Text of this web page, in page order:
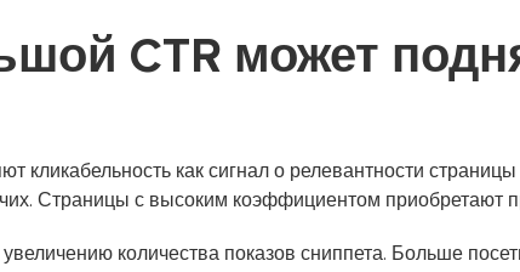
CTR может
кликабельность как сигнал о релевантности
Страницы с высоким коэффициентом
количества показов сниппета. Больше